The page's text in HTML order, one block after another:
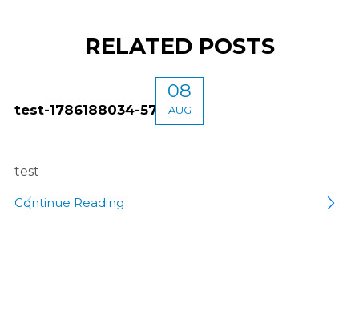
RELATED POSTS
08
AUG
test-1786188034-5746
test
Continue Reading